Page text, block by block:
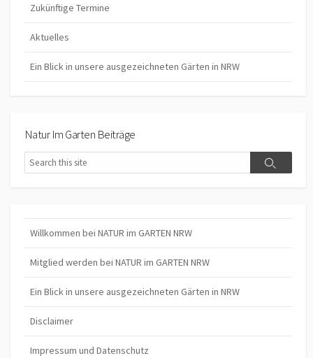
Zukünftige Termine
Aktuelles
Ein Blick in unsere ausgezeichneten Gärten in NRW
Natur Im Garten Beiträge
Search
Search
Willkommen bei NATUR im GARTEN NRW
Mitglied werden bei NATUR im GARTEN NRW
Ein Blick in unsere ausgezeichneten Gärten in NRW
Disclaimer
Impressum und Datenschutz